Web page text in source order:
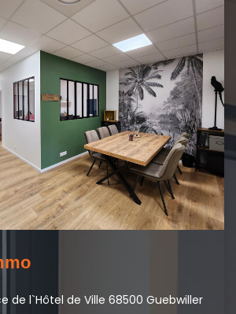
de l`Hôtel de Ville 68500 Guebwiller